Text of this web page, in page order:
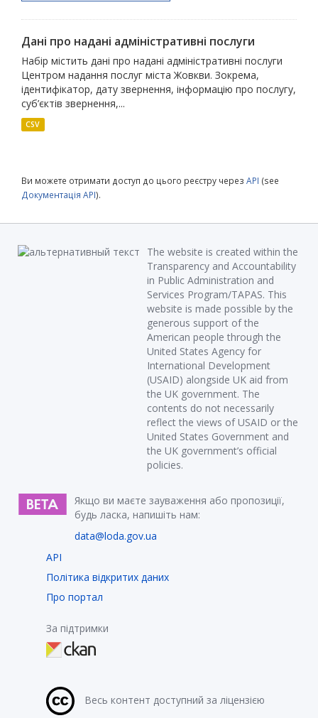
Дані про надані адміністративні послуги
Набір містить дані про надані адміністративні послуги
Центром надання послуг міста Жовкви. Зокрема,
ідентифікатор, дату звернення, інформацію про послугу,
суб’єктів звернення,...
CSV
Ви можете отримати доступ до цього реєстру через API (see
Документація API).
The website is created within the
Transparency and Accountability
in Public Administration and
Services Program/TAPAS. This
website is made possible by the
generous support of the
American people through the
United States Agency for
International Development
(USAID) alongside UK aid from
the UK government. The
contents do not necessarily
reflect the views of USAID or the
United States Government and
the UK government’s official
policies.
Якщо ви маєте зауваження або пропозиції,
будь ласка, напишіть нам:
data@loda.gov.ua
API
Політика відкритих даних
Про портал
За підтримки
Весь контент доступний за ліцензією